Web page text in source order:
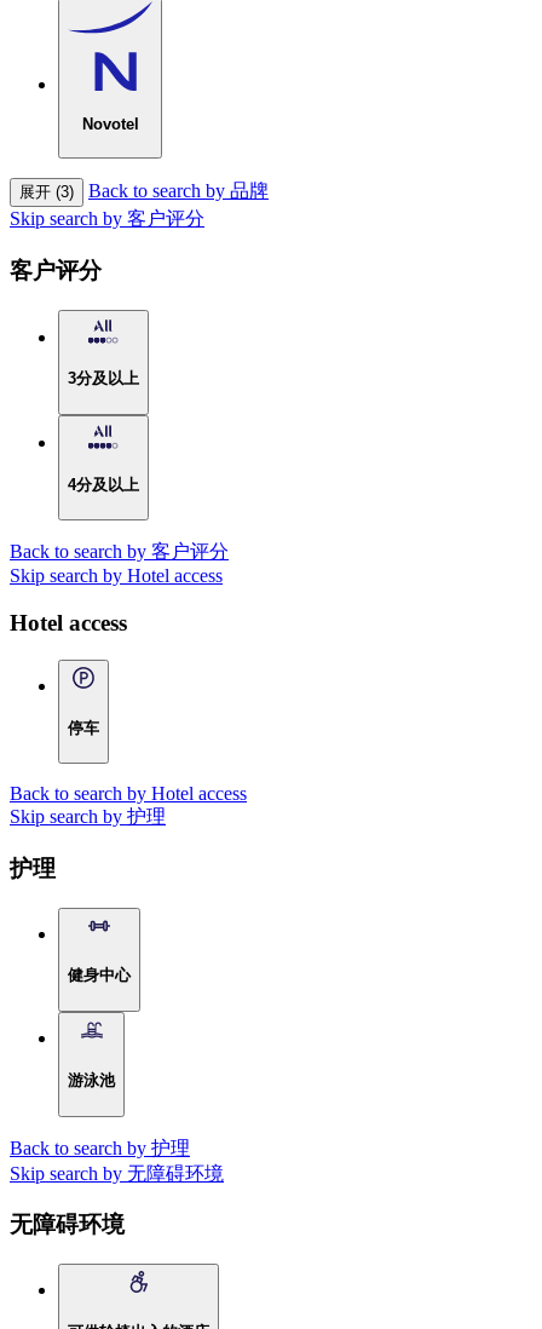
Novotel
展开 (3)
Back to search by 品牌
Skip search by 客户评分
客户评分
3分及以上
4分及以上
Back to search by 客户评分
Skip search by Hotel access
Hotel access
停车
Back to search by Hotel access
Skip search by 护理
护理
健身中心
游泳池
Back to search by 护理
Skip search by 无障碍环境
无障碍环境